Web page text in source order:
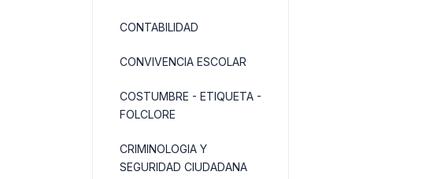
CONTABILIDAD
CONVIVENCIA ESCOLAR
COSTUMBRE - ETIQUETA -
FOLCLORE
CRIMINOLOGIA Y
SEGURIDAD CIUDADANA